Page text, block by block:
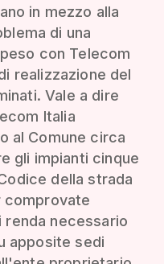
in mezzo alla
di una
con Telecom
realizzazione del
Vale a dire
Italia
al Comune circa
gli impianti cinque
della strada
comprovate
renda necessario
apposite sedi